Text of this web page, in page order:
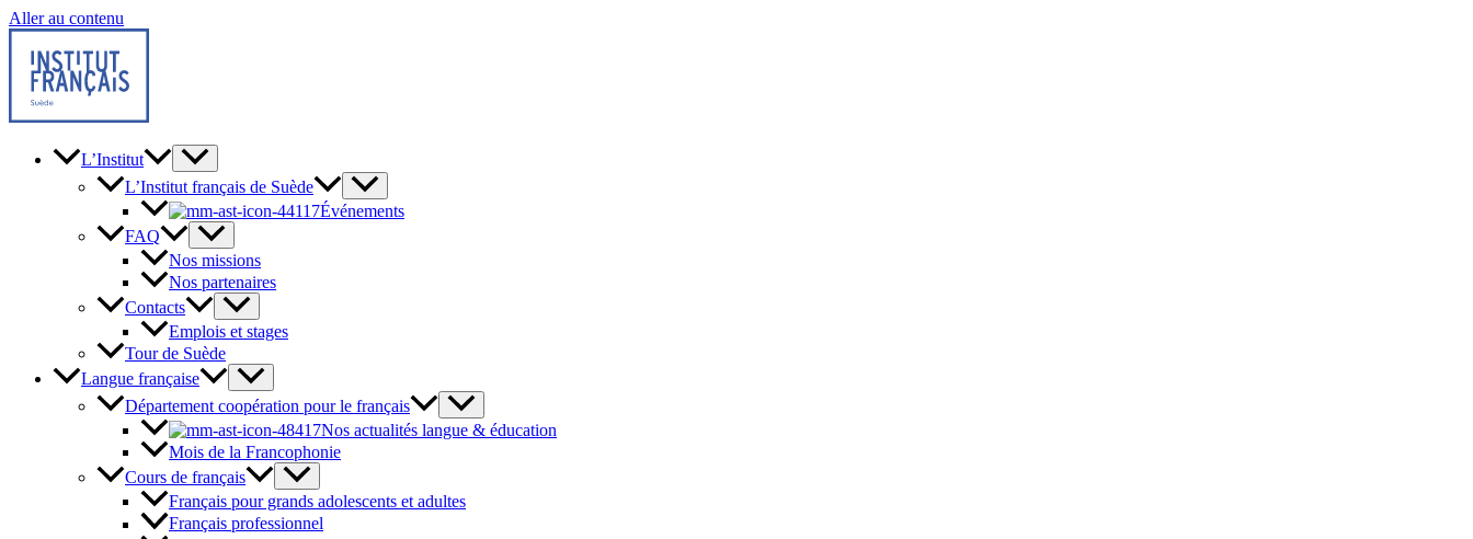
Aller au contenu
L’Institut
L’Institut français de Suède
Événements
FAQ
Nos missions
Nos partenaires
Contacts
Emplois et stages
Tour de Suède
Langue française
Département coopération pour le français
Nos actualités langue & éducation
Mois de la Francophonie
Cours de français
Français pour grands adolescents et adultes
Français professionnel